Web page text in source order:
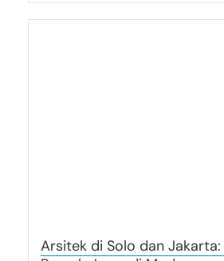
Arsitek di Solo dan